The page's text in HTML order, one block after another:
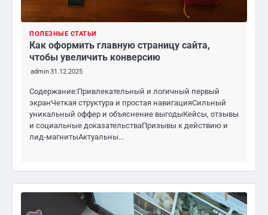
ПОЛЕЗНЫЕ СТАТЬИ
Как оформить главную страницу сайта,
чтобы увеличить конверсию
admin31.12.2025
Содержание:Привлекательный и логичный первый
экранЧеткая структура и простая навигацияСильный
уникальный оффер и объяснение выгодыКейсы, отзывы
и социальные доказательстваПризывы к действию и
лид-магнитыАктуальны…